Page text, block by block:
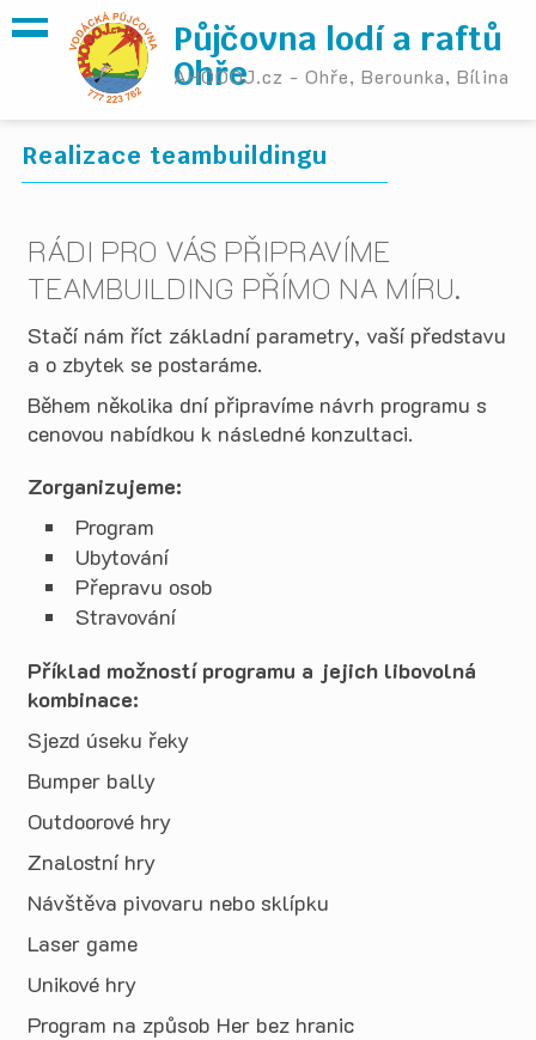
Půjčovna lodí a raftů
Ohře
AHOOOJ.cz - Ohře, Berounka, Bílina
Realizace teambuildingu
RÁDI PRO VÁS PŘIPRAVÍME
TEAMBUILDING PŘÍMO NA MÍRU.
Stačí nám říct základní parametry, vaší představu
a o zbytek se postaráme.
Během několika dní připravíme návrh programu s
cenovou nabídkou k následné konzultaci.
Zorganizujeme:
Program
Ubytování
Přepravu osob
Stravování
Příklad možností programu a jejich libovolná
kombinace:
Sjezd úseku řeky
Bumper bally
Outdoorové hry
Znalostní hry
Návštěva pivovaru nebo sklípku
Laser game
Unikové hry
Program na způsob Her bez hranic